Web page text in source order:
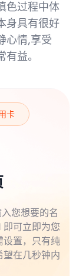
色过程中体
身具有很好
心情,享受
益。
卡
您想要的名
即可立即为您
设置，只有纯
在几秒钟内